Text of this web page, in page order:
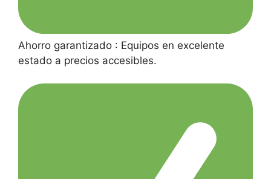
Ahorro garantizado : Equipos en excelente
estado a precios accesibles.